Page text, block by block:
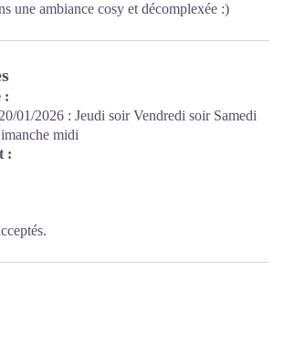
une ambiance cosy et décomplexée :)
:
01/2026 : Jeudi soir Vendredi soir Samedi
midi
: